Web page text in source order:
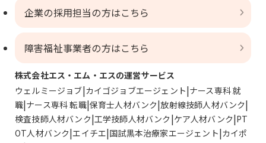
企業の採用担当の方はこちら
障害福祉事業者の方はこちら
株式会社エス・エム・エスの運営サービス
ウェルミージョブ カイゴジョブエージェント ナース専科 就
職 ナース専科 転職 保育士人材バンク 放射線技師人材バンク
検査技師人材バンク 工学技師人材バンク ケア人材バンク PT
OT人材バンク エイチエ 国試黒本治療家エージェント カイポ